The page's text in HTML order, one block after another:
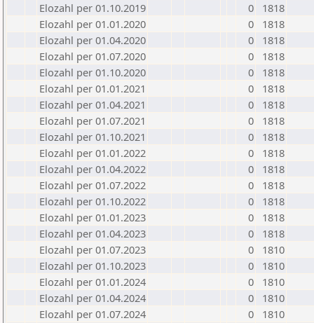
Elozahl per 01.10.2019
0
1818
Elozahl per 01.01.2020
0
1818
Elozahl per 01.04.2020
0
1818
Elozahl per 01.07.2020
0
1818
Elozahl per 01.10.2020
0
1818
Elozahl per 01.01.2021
0
1818
Elozahl per 01.04.2021
0
1818
Elozahl per 01.07.2021
0
1818
Elozahl per 01.10.2021
0
1818
Elozahl per 01.01.2022
0
1818
Elozahl per 01.04.2022
0
1818
Elozahl per 01.07.2022
0
1818
Elozahl per 01.10.2022
0
1818
Elozahl per 01.01.2023
0
1818
Elozahl per 01.04.2023
0
1818
Elozahl per 01.07.2023
0
1810
Elozahl per 01.10.2023
0
1810
Elozahl per 01.01.2024
0
1810
Elozahl per 01.04.2024
0
1810
Elozahl per 01.07.2024
0
1810